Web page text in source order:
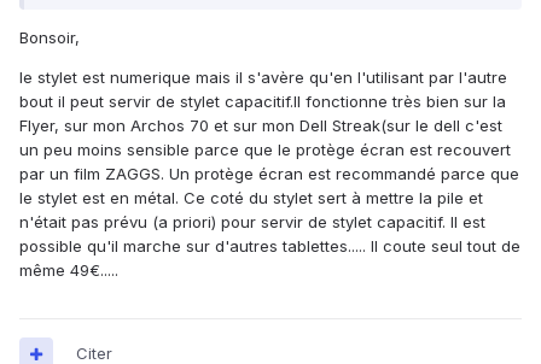
Bonsoir,
le stylet est numerique mais il s'avère qu'en l'utilisant par l'autre
bout il peut servir de stylet capacitif.Il fonctionne très bien sur la
Flyer, sur mon Archos 70 et sur mon Dell Streak(sur le dell c'est
un peu moins sensible parce que le protège écran est recouvert
par un film ZAGGS. Un protège écran est recommandé parce que
le stylet est en métal. Ce coté du stylet sert à mettre la pile et
n'était pas prévu (a priori) pour servir de stylet capacitif. Il est
possible qu'il marche sur d'autres tablettes..... Il coute seul tout de
même 49€.....
Citer